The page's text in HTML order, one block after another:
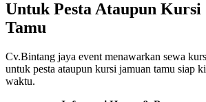
Untuk Pesta Ataupun Kursi
Tamu
Cv.Bintang jaya event menawarkan sewa
untuk pesta ataupun kursi jamuan tamu siap
waktu.